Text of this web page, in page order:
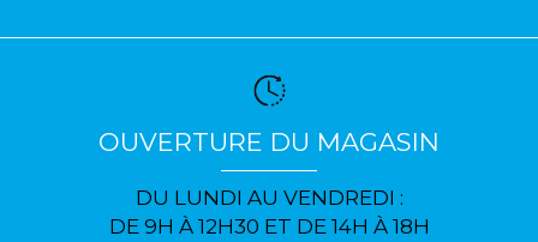
OUVERTURE DU MAGASIN
DU LUNDI AU VENDREDI :
DE 9H À 12H30 ET DE 14H À 18H